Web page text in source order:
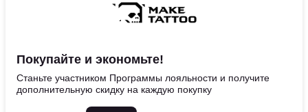
Покупайте и экономьте!
Станьте участником Программы лояльности и получите
дополнительную скидку на каждую покупку